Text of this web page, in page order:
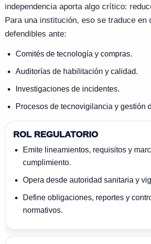
independencia aporta algo crítico:
Para una institución, eso se traduce en
defendibles ante:
Comités de tecnología y compras.
Auditorías de habilitación y calidad.
Investigaciones de incidentes.
Procesos de tecnovigilancia y gestión
ROL REGULATORIO
Emite lineamientos, requisitos y
cumplimiento.
Opera desde autoridad sanitaria y
Define obligaciones, reportes y
normativos.